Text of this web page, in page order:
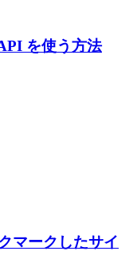
を使う方法
マークしたサイ